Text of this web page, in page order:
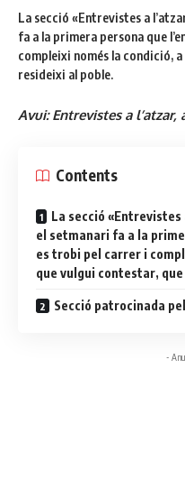
La secció «Entrevistes a
fa a la primera persona que
compleixi només la condició,
resideixi al poble.
Avui: Entrevistes a l’atzar,
Contents
La secció
el setmanari fa a la
es trobi pel carrer i
que vulgui contestar,
Secció patrocinada
-